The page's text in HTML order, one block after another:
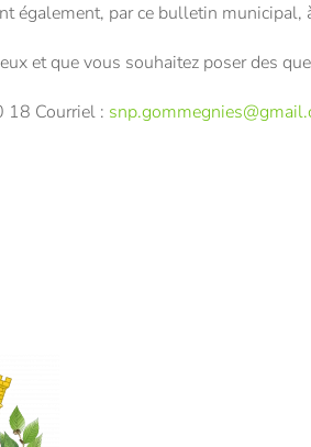
également, par ce bulletin
et que vous souhaitez poser des
Courriel :